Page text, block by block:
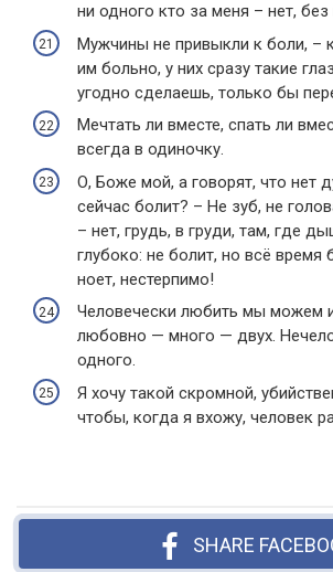
ни одного кто за меня – нет,
Мужчины не привыкли к боли, –
им больно, у них сразу такие
угодно сделаешь, только бы
Мечтать ли вместе, спать ли
всегда в одиночку.
О, Боже мой, а говорят, что нет
сейчас болит? – Не зуб, не
– нет, грудь, в груди, там, где
глубоко: не болит, но всё время
ноет, нестерпимо!
Человечески любить мы можем
любовно — много — двух.
одного.
Я хочу такой скромной,
чтобы, когда я вхожу, человек
SHARE